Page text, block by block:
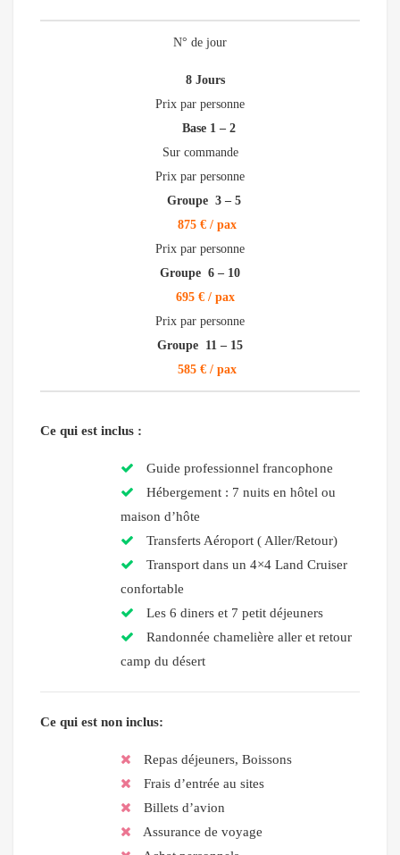
N° de jour
8 Jours
Prix par personne
Base 1 – 2
Sur commande
Prix par personne
Groupe 3 – 5
875 € / pax
Prix par personne
Groupe 6 – 10
695 € / pax
Prix par personne
Groupe 11 – 15
585 € / pax
Ce qui est inclus :
Guide professionnel francophone
Hébergement : 7 nuits en hôtel ou
maison d’hôte
Transferts Aéroport ( Aller/Retour)
Transport dans un 4×4 Land Cruiser
confortable
Les 6 diners et 7 petit déjeuners
Randonnée chamelière aller et retour
camp du désert
Ce qui est non inclus:
Repas déjeuners, Boissons
Frais d’entrée au sites
Billets d’avion
Assurance de voyage